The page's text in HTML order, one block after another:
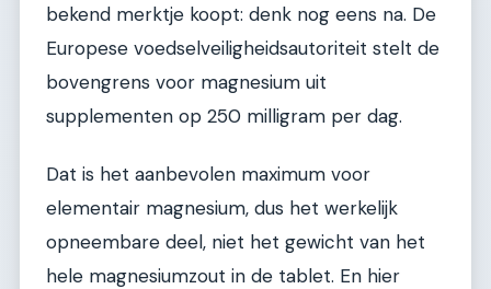
bekend merktje koopt: denk nog eens na. De
Europese voedselveiligheidsautoriteit stelt de
bovengrens voor magnesium uit
supplementen op 250 milligram per dag.
Dat is het aanbevolen maximum voor
elementair magnesium, dus het werkelijk
opneembare deel, niet het gewicht van het
hele magnesiumzout in de tablet. En hier